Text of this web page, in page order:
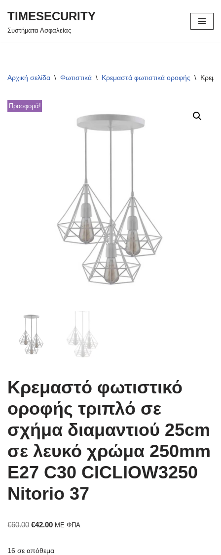
Μεταπηδήστε
TIMESECURITY
Συστήματα Ασφαλείας
Αρχική σελίδα \ Φωτιστικά \ Κρεμαστά φωτιστικά οροφής \
Προσφορά!
Κρεμαστό φωτιστικό
οροφής τριπλό σε
σχήμα διαμαντιού 25cm
σε λευκό χρώμα 250mm
Ε27 C30 CICLIOW3250
Nitorio 37
€60.00 €42.00 ΜΕ ΦΠΑ
16 σε απόθεμα